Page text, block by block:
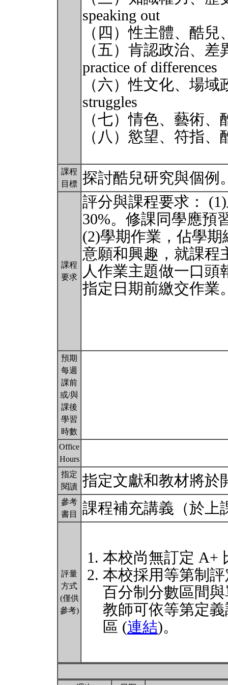
speaking out
（四）性主體、酷兒
（五）肯認政治、
practice of differences
（六）性文化、場
struggles
（七）情色、藝術、
（八）慾望、符指、
課程
目標 探討酷兒研究與個例
課程
要求
評分與課程要求：
30%。修課同學應預
(2)學期作業，佔學
意願和興趣，就課程
人作業主題做一口頭
指定日期前繳交作業
預期
每週
課前
或/與
課後
學習
時數
Office
Hours
指定
閱讀 指定文獻和教材將
參考
書目
課程補充講義（於
評量
方式
(僅供
參考)
本校尚無訂定 A+
本校採用等第制
百分制分數區間
教師可依等第定
區 (連結)。